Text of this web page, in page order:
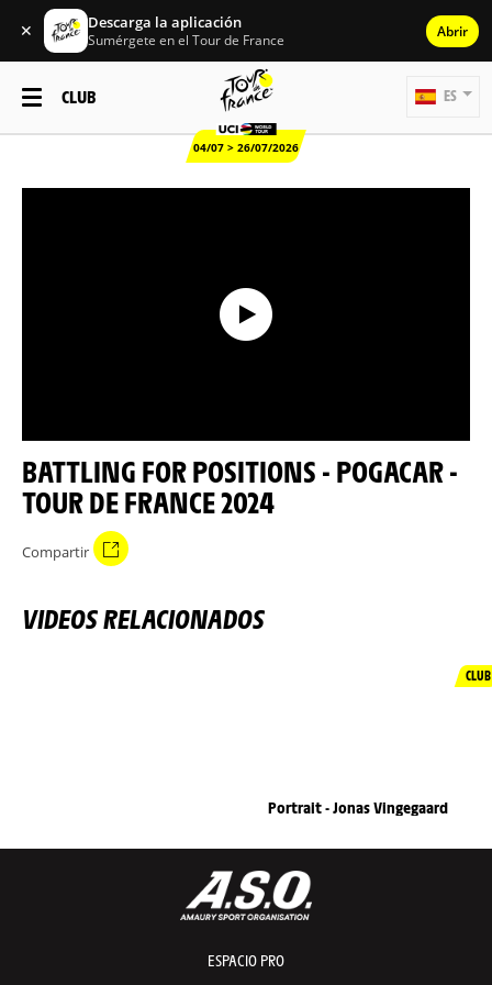
✕ Descarga la aplicación
Sumérgete en el Tour de France Abrir
CLUB
04/07 > 26/07/2026
ES
BATTLING FOR POSITIONS - POGACAR -
TOUR DE FRANCE 2024
Compartir
VIDEOS RELACIONADOS
CLUB
Portrait - Jonas Vingegaard
ESPACIO PRO